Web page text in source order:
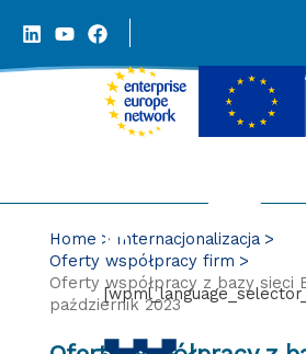
Home
Internacjonalizacja
Oferty współpracy firm
Oferty współpracy z bazy sieci
październik 2023